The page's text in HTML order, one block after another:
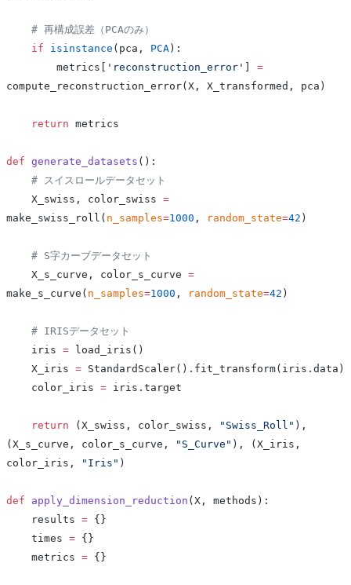
    # 再構成誤差（PCAのみ）
    if
isinstance (pca, PCA):
        metrics[
'reconstruction_error' ] =
compute_reconstruction_error(X, X_transformed, pca)
    return
metrics
def generate_datasets ():
    # スイスロールデータセット
    X_swiss, color_swiss
=
make_swiss_roll( n_samples=1000 , random_state=42 )
    # S字カーブデータセット
    X_s_curve, color_s_curve
=
make_s_curve( n_samples=1000 , random_state=42 )
    # IRISデータセット
    iris
= load_iris()
    X_iris
= StandardScaler().fit_transform(iris.data)
    color_iris
= iris.target
    return
(X_swiss, color_swiss, "Swiss_Roll" ),
(X_s_curve, color_s_curve,
"S_Curve" ), (X_iris,
color_iris,
"Iris" )
def apply_dimension_reduction (X, methods):
    results
= {}
    times
= {}
    metrics
= {}